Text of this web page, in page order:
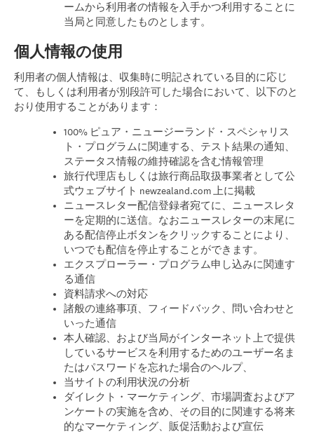
ームから利用者の情報を入手かつ利用することに
当局と同意したものとします。
個人情報の使用
利用者の個人情報は、収集時に明記されている目的に応じ
て、もしくは利用者が別段許可した場合において、以下のと
おり使用することがあります：
100% ピュア・ニュージーランド・スペシャリス
ト・プログラムに関連する、テスト結果の通知、
ステータス情報の維持確認を含む情報管理
旅行代理店もしくは旅行商品取扱事業者として公
式ウェブサイト newzealand.com 上に掲載
ニュースレター配信登録者宛てに、ニュースレタ
ーを定期的に送信。なおニュースレターの末尾に
ある配信停止ボタンをクリックすることにより、
いつでも配信を停止することができます。
エクスプローラー・プログラム申し込みに関連す
る通信
資料請求への対応
諸般の連絡事項、フィードバック、問い合わせと
いった通信
本人確認、および当局がインターネット上で提供
しているサービスを利用するためのユーザー名ま
たはパスワードを忘れた場合のヘルプ、
当サイトの利用状況の分析
ダイレクト・マーケティング、市場調査およびア
ンケートの実施を含め、その目的に関連する将来
的なマーケティング、販促活動および宣伝